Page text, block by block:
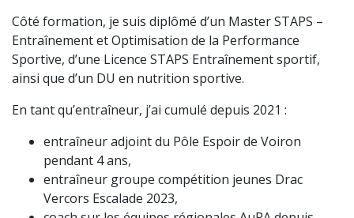
Côté formation, je suis diplômé d’un Master STAPS –
Entraînement et Optimisation de la Performance
Sportive, d’une Licence STAPS Entraînement sportif,
ainsi que d’un DU en nutrition sportive.
En tant qu’entraîneur, j’ai cumulé depuis 2021 :
entraîneur adjoint du Pôle Espoir de Voiron
pendant 4 ans,
entraîneur groupe compétition jeunes Drac
Vercors Escalade 2023,